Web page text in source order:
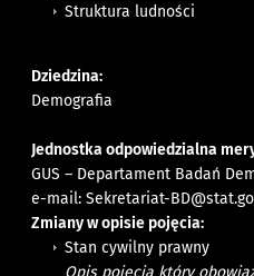
Struktura ludności
Dziedzina:
Demografia
Jednostka odpowiedzialna
GUS – Departament Badań
e-mail:Sekretariat-
Zmiany w opisie pojęcia:
Stan cywilny prawny
Opis pojęcia który